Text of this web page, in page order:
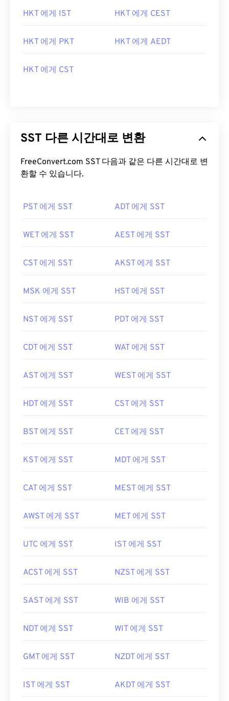
HKT 에게 IST HKT 에게 CEST
HKT 에게 PKT HKT 에게 AEDT
HKT 에게 CST
SST 다른 시간대로 변환
FreeConvert.com SST 다음과 같은 다른 시간대로 변
환할 수 있습니다.
PST 에게 SST ADT 에게 SST
WET 에게 SST AEST 에게 SST
CST 에게 SST AKST 에게 SST
MSK 에게 SST HST 에게 SST
NST 에게 SST PDT 에게 SST
CDT 에게 SST WAT 에게 SST
AST 에게 SST WEST 에게 SST
HDT 에게 SST CST 에게 SST
BST 에게 SST CET 에게 SST
KST 에게 SST MDT 에게 SST
CAT 에게 SST MEST 에게 SST
AWST 에게 SST MET 에게 SST
UTC 에게 SST IST 에게 SST
ACST 에게 SST NZST 에게 SST
SAST 에게 SST WIB 에게 SST
NDT 에게 SST WIT 에게 SST
GMT 에게 SST NZDT 에게 SST
IST 에게 SST AKDT 에게 SST